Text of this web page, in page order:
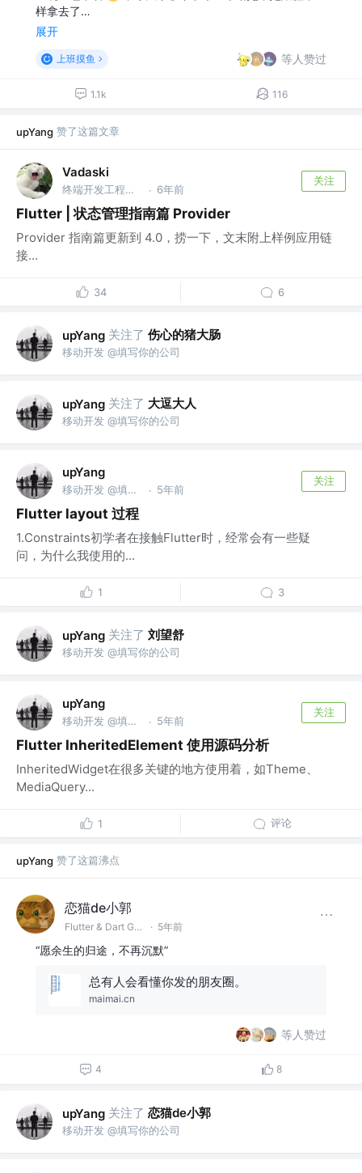
样拿去了…
展开
上班摸鱼 等人赞过
1.1k 116
upYang 赞了这篇文章
Vadaski
终端开发工程师 @工程师 · 6年前
关注
Flutter | 状态管理指南篇 Provider
Provider 指南篇更新到 4.0，捞一下，文末附上样例应用链
接...
34 6
upYang 关注了 伤心的猪大肠
移动开发 @填写你的公司
upYang 关注了 大逗大人
移动开发 @填写你的公司
upYang
移动开发 @填写你的公司 · 5年前
关注
Flutter layout 过程
1.Constraints初学者在接触Flutter时，经常会有一些疑
问，为什么我使用的...
1 3
upYang 关注了 刘望舒
移动开发 @填写你的公司
upYang
移动开发 @填写你的公司 · 5年前
关注
Flutter InheritedElement 使用源码分析
InheritedWidget在很多关键的地方使用着，如Theme、
MediaQuery...
1 评论
upYang 赞了这篇沸点
恋猫de小郭
Flutter & Dart GDE @🏆 掘金签约作者 · 5年前
“愿余生的归途，不再沉默”
总有人会看懂你发的朋友圈。
maimai.cn
等人赞过
4 8
upYang 关注了 恋猫de小郭
移动开发 @填写你的公司